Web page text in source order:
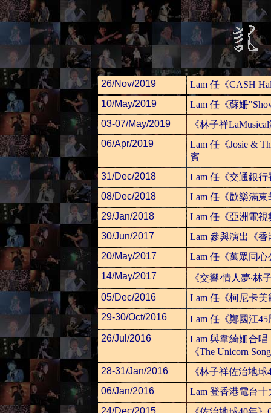
26/Nov/2019
Lam 任《CASH
10/May/2019
Lam 任《蘇姍
03-07/May/2019
《林子祥
06/Apr/2019
Lam 任《Josie &
賓
31/Dec/2018
Lam 任《交通銀
08/Dec/2018
Lam 任《歡樂滿東
29/Jan/2018
Lam 任《亞洲電
30/Jun/2017
Lam 參與演出《
20/May/2017
Lam 任《萬眾同
14/May/2017
《交響‧情人夢‧
05/Dec/2016
Lam 任《柯尼卡
29-30/Oct/2016
Lam 任《鄭國江
26/Jul/2016
Lam 與韋綺姍合
《The Unicorn
28-31/Jan/2016
《林子祥佐治地
06/Jan/2016
Lam 登香港電台
24/Dec/2015